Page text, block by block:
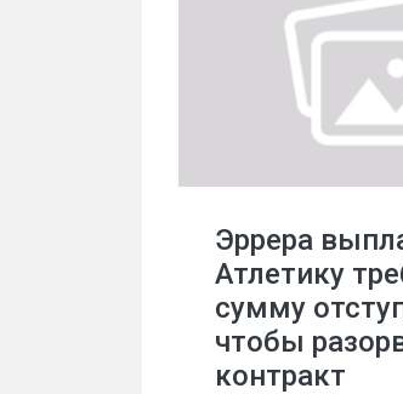
Эррера
Атлетику
сумму
чтобы
контракт